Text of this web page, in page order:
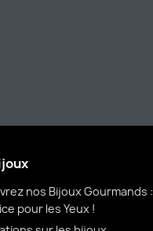
nos Bijoux Gourmands :
pour les Yeux !